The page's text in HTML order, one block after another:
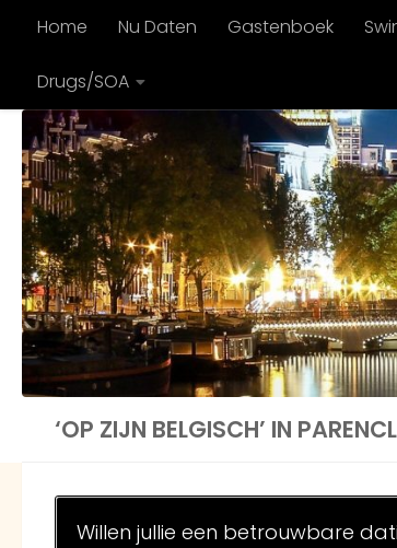
Doorgaan naar inhoud
Home Nu Daten Gastenboek
Drugs/SOA
‘OP ZIJN BELGISCH’ IN
Willen jullie een betrouwbare